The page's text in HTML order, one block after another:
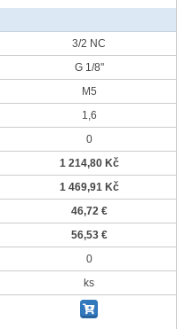
3/2 NC
G 1/8"
M5
1,6
0
1 214,80 Kč
1 469,91 Kč
46,72 €
56,53 €
0
ks